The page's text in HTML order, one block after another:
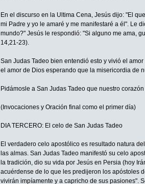
En el discurso en la Ultima Cena, Jesús dijo: "El
mi Padre y yo le amaré y me manifestaré a él". Le
mundo?" Jesús le respondió: "Si alguno me ama,
14,21-23).
San Judas Tadeo bien entendió esto y vivió el
el amor de Dios esperando que la misericordia de
Pidámosle a San Judas Tadeo que nuestro
(Invocaciones y Oración final como el primer día)
DIA TERCERO: El celo de San Judas Tadeo
El verdadero celo apostólico es resultado natura
las almas. San Judas Tadeo manifestó su celo
la tradición, dio su vida por Jesús en Persia (hoy
acuérdense de lo que les predijeron los apóstoles
vivirán impíamente y a capricho de sus pasiones".